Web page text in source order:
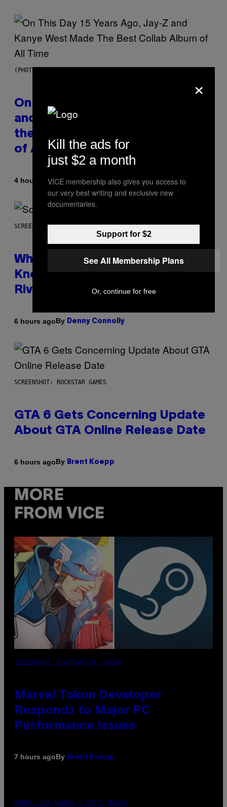
(PHOTO BY DANIEL BOCZARSKI/GETTY IMAGES FOR VEVO)
On This Day 15 Years Ago, Jay-Z
and Kanye West Dropped One of
the Best Collaborative Albums
of All Time
4 hours agoByCaleb Catlin
SCREENSHOT: NETEASE
Who Is The Hood? Everything To
Know About The Newest Marvel
Rivals Character
6 hours agoBy Denny Connolly
SCREENSHOT: ROCKSTAR GAMES
GTA 6 Gets Concerning Update
About GTA Online Release Date
6 hours agoBy Brent Koepp
MORE
FROM VICE
SCREENSHOT: PLAYSTATION, STEAM
Marvel Tokon Developer
Responds to Major PC
Performance Issues
7 hours agoBy Brent Koepp
PHOTO: CSA IMAGES / GETTY IMAGES
×
Kill the ads for
just $2 a month
VICE membership also gives you access to
our very best writing and exclusive new
documentaries.
Support for $2
See All Membership Plans
Or, continue for free